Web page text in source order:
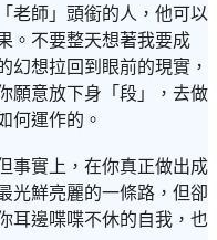
老師」頭銜的人，他可以
。不要整天想著我要成
幻想拉回到眼前的現實，
願意放下身「段」，去做
何運作的。
事實上，在你真正做出成
光鮮亮麗的一條路，但卻
耳邊喋喋不休的自我，也